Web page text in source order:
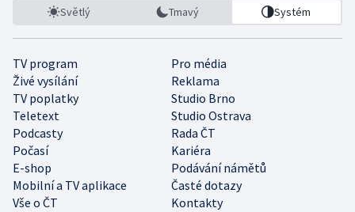
Světlý Tmavý Systém
TV program
Pro média
Živé vysílání
Reklama
TV poplatky
Studio Brno
Teletext
Studio Ostrava
Podcasty
Rada ČT
Počasí
Kariéra
E-shop
Podávání námětů
Mobilní a TV aplikace
Časté dotazy
Vše o ČT
Kontakty